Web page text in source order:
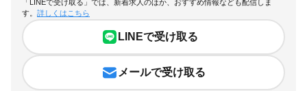
「LINEで受け取る」では、新着求人のほか、おすすめ情報なども配信しま
す。 詳しくはこちら
LINEで受け取る
メールで受け取る